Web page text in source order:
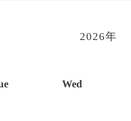
2026年
Wed